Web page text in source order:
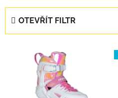
OTEVŘÍT FILTR
Výpis produktů